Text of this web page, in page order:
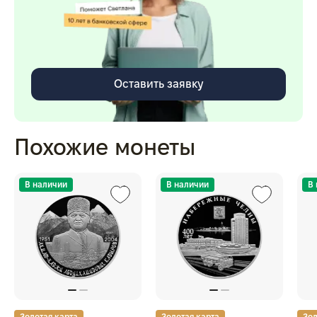
Оставить заявку
Похожие монеты
В наличии В наличии В